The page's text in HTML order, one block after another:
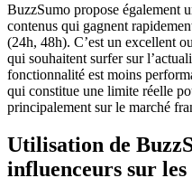
BuzzSumo propose également
contenus qui gagnent
(24h, 48h). C’est un excellent
qui souhaitent surfer sur
fonctionnalité est moins
qui constitue une limite réelle
principalement sur le marché
Utilisation de
influenceurs sur les